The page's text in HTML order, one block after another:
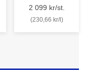
2 099 kr/st.
(230,66 kr/l)